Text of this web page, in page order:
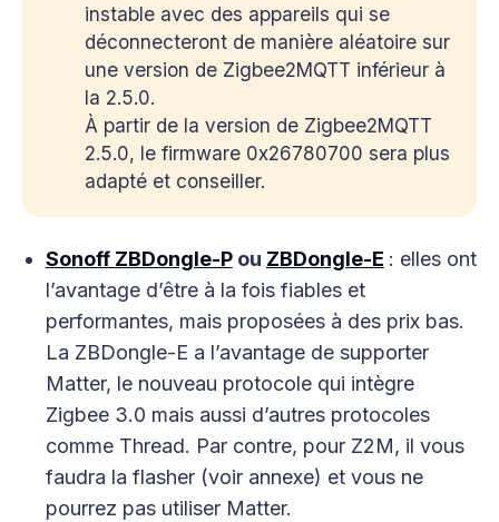
instable avec des appareils qui se
déconnecteront de manière aléatoire sur
une version de Zigbee2MQTT inférieur à
la 2.5.0.
À partir de la version de Zigbee2MQTT
2.5.0, le firmware 0x26780700 sera plus
adapté et conseiller.
Sonoff ZBDongle-Pou ZBDongle-E : elles ont
l’avantage d’être à la fois fiables et
performantes, mais proposées à des prix bas.
La ZBDongle-E a l’avantage de supporter
Matter, le nouveau protocole qui intègre
Zigbee 3.0 mais aussi d’autres protocoles
comme Thread. Par contre, pour Z2M, il vous
faudra la flasher (voir annexe) et vous ne
pourrez pas utiliser Matter.